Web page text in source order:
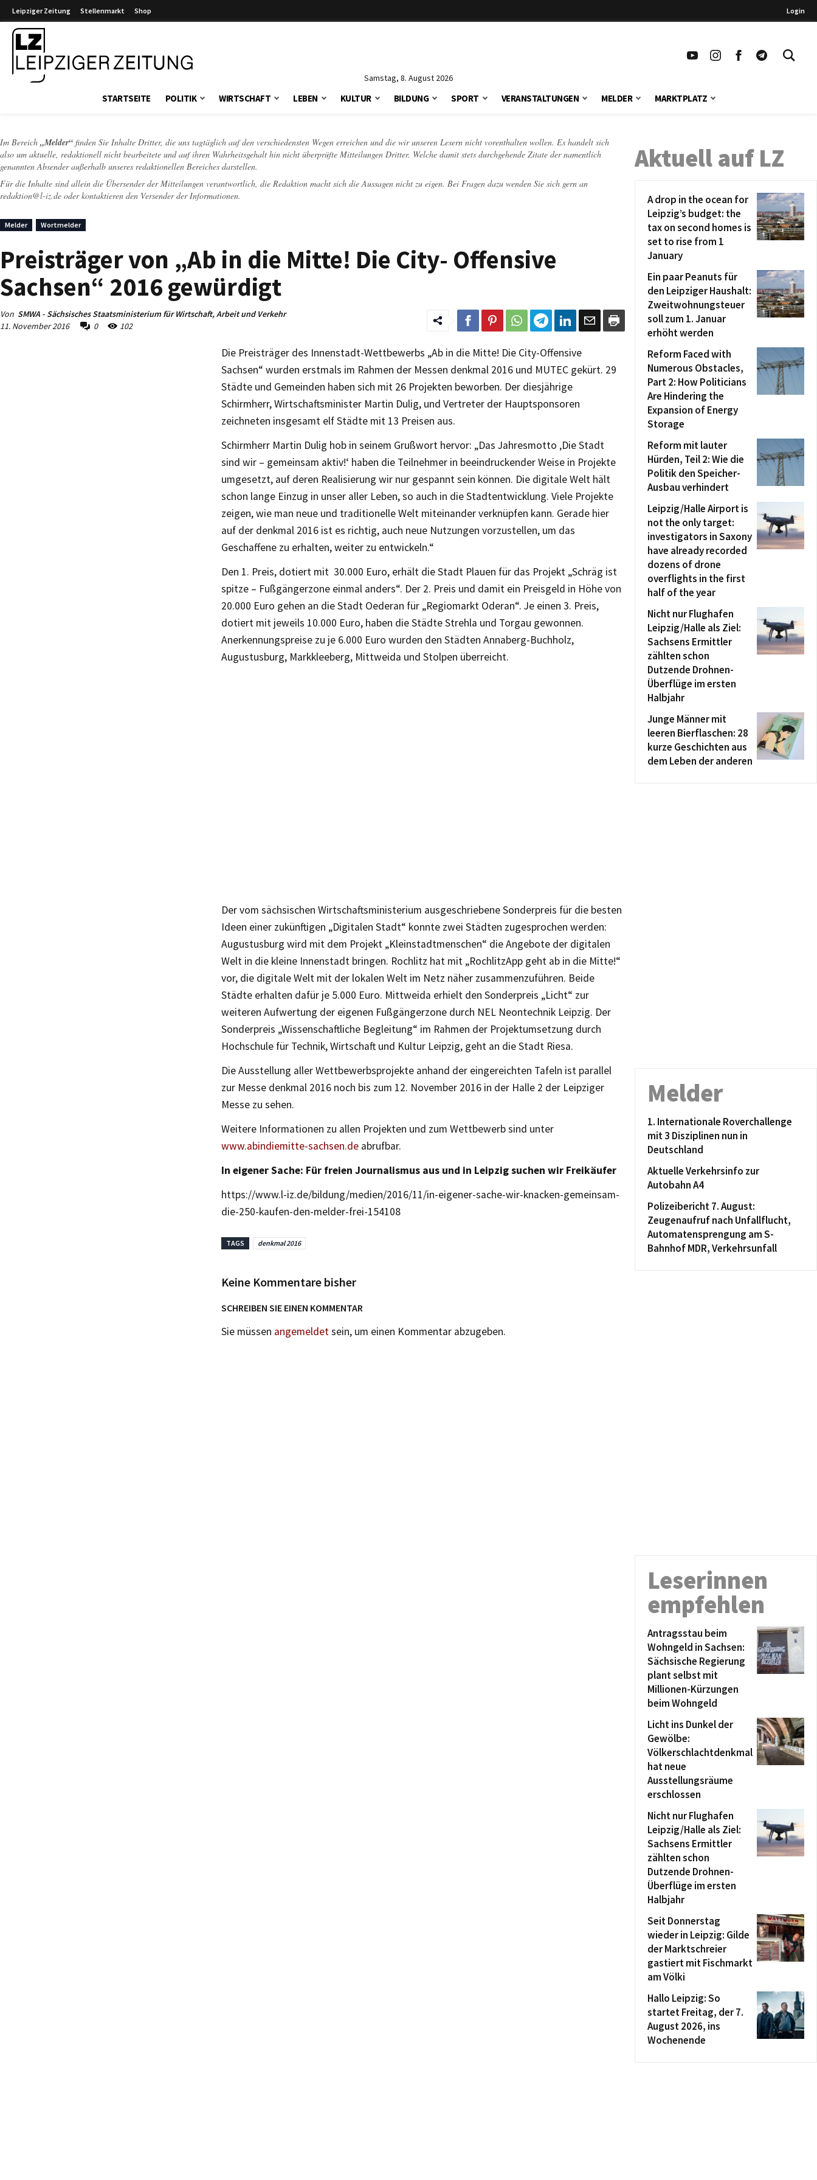
Leipziger Zeitung Stellenmarkt Shop Login
Samstag, 8. August 2026
STARTSEITE POLITIK WIRTSCHAFT LEBEN KULTUR BILDUNG SPORT VERANSTALTUNGEN MELDER MARKTPLATZ
Im Bereich „Melder“ finden Sie Inhalte Dritter, die uns tagtäglich auf den verschiedensten Wegen erreichen und die wir unseren Lesern nicht vorenthalten wollen. Es handelt sich
also um aktuelle, redaktionell nicht bearbeitete und auf ihren Wahrheitsgehalt hin nicht überprüfte Mitteilungen Dritter. Welche damit stets durchgehende Zitate der namentlich
genannten Absender außerhalb unseres redaktionellen Bereiches darstellen.
Für die Inhalte sind allein die Übersender der Mitteilungen verantwortlich, die Redaktion macht sich die Aussagen nicht zu eigen. Bei Fragen dazu wenden Sie sich gern an
redaktion@l-iz.de oder kontaktieren den Versender der Informationen.
Melder Wortmelder
Preisträger von „Ab in die Mitte! Die City- Offensive
Sachsen“ 2016 gewürdigt
Von SMWA - Sächsisches Staatsministerium für Wirtschaft, Arbeit und Verkehr
11. November 2016
0 102
Die Preisträger des Innenstadt-Wettbewerbs „Ab in die Mitte! Die City-Offensive
Sachsen“ wurden erstmals im Rahmen der Messen denkmal 2016 und MUTEC gekürt. 29
Städte und Gemeinden haben sich mit 26 Projekten beworben. Der diesjährige
Schirmherr, Wirtschaftsminister Martin Dulig, und Vertreter der Hauptsponsoren
zeichneten insgesamt elf Städte mit 13 Preisen aus.
Schirmherr Martin Dulig hob in seinem Grußwort hervor: „Das Jahresmotto ‚Die Stadt
sind wir – gemeinsam aktiv!‘ haben die Teilnehmer in beeindruckender Weise in Projekte
umgesetzt, auf deren Realisierung wir nur gespannt sein können. Die digitale Welt hält
schon lange Einzug in unser aller Leben, so auch in die Stadtentwicklung. Viele Projekte
zeigen, wie man neue und traditionelle Welt miteinander verknüpfen kann. Gerade hier
auf der denkmal 2016 ist es richtig, auch neue Nutzungen vorzustellen, um das
Geschaffene zu erhalten, weiter zu entwickeln.“
Den 1. Preis, dotiert mit 30.000 Euro, erhält die Stadt Plauen für das Projekt „Schräg ist
spitze – Fußgängerzone einmal anders“. Der 2. Preis und damit ein Preisgeld in Höhe von
20.000 Euro gehen an die Stadt Oederan für „Regiomarkt Oderan“. Je einen 3. Preis,
dotiert mit jeweils 10.000 Euro, haben die Städte Strehla und Torgau gewonnen.
Anerkennungspreise zu je 6.000 Euro wurden den Städten Annaberg-Buchholz,
Augustusburg, Markkleeberg, Mittweida und Stolpen überreicht.
Der vom sächsischen Wirtschaftsministerium ausgeschriebene Sonderpreis für die besten
Ideen einer zukünftigen „Digitalen Stadt“ konnte zwei Städten zugesprochen werden:
Augustusburg wird mit dem Projekt „Kleinstadtmenschen“ die Angebote der digitalen
Welt in die kleine Innenstadt bringen. Rochlitz hat mit „RochlitzApp geht ab in die Mitte!“
vor, die digitale Welt mit der lokalen Welt im Netz näher zusammenzuführen. Beide
Städte erhalten dafür je 5.000 Euro. Mittweida erhielt den Sonderpreis „Licht“ zur
weiteren Aufwertung der eigenen Fußgängerzone durch NEL Neontechnik Leipzig. Der
Sonderpreis „Wissenschaftliche Begleitung“ im Rahmen der Projektumsetzung durch
Hochschule für Technik, Wirtschaft und Kultur Leipzig, geht an die Stadt Riesa.
Die Ausstellung aller Wettbewerbsprojekte anhand der eingereichten Tafeln ist parallel
zur Messe denkmal 2016 noch bis zum 12. November 2016 in der Halle 2 der Leipziger
Messe zu sehen.
Weitere Informationen zu allen Projekten und zum Wettbewerb sind unter
www.abindiemitte-sachsen.de abrufbar.
In eigener Sache: Für freien Journalismus aus und in Leipzig suchen wir Freikäufer
https://www.l-iz.de/bildung/medien/2016/11/in-eigener-sache-wir-knacken-gemeinsam-
die-250-kaufen-den-melder-frei-154108
TAGS denkmal 2016
Keine Kommentare bisher
SCHREIBEN SIE EINEN KOMMENTAR
Sie müssen angemeldetsein, um einen Kommentar abzugeben.
Aktuell auf LZ
A drop in the ocean for
Leipzig’s budget: the
tax on second homes is
set to rise from 1
January
Ein paar Peanuts für
den Leipziger Haushalt:
Zweitwohnungsteuer
soll zum 1. Januar
erhöht werden
Reform Faced with
Numerous Obstacles,
Part 2: How Politicians
Are Hindering the
Expansion of Energy
Storage
Reform mit lauter
Hürden, Teil 2: Wie die
Politik den Speicher-
Ausbau verhindert
Leipzig/Halle Airport is
not the only target:
investigators in Saxony
have already recorded
dozens of drone
overflights in the first
half of the year
Nicht nur Flughafen
Leipzig/Halle als Ziel:
Sachsens Ermittler
zählten schon
Dutzende Drohnen-
Überflüge im ersten
Halbjahr
Junge Männer mit
leeren Bierflaschen: 28
kurze Geschichten aus
dem Leben der anderen
Melder
1. Internationale Roverchallenge
mit 3 Disziplinen nun in
Deutschland
Aktuelle Verkehrsinfo zur
Autobahn A4
Polizeibericht 7. August:
Zeugenaufruf nach Unfallflucht,
Automatensprengung am S-
Bahnhof MDR, Verkehrsunfall
Leserinnen
empfehlen
Antragsstau beim
Wohngeld in Sachsen:
Sächsische Regierung
plant selbst mit
Millionen-Kürzungen
beim Wohngeld
Licht ins Dunkel der
Gewölbe:
Völkerschlachtdenkmal
hat neue
Ausstellungsräume
erschlossen
Nicht nur Flughafen
Leipzig/Halle als Ziel:
Sachsens Ermittler
zählten schon
Dutzende Drohnen-
Überflüge im ersten
Halbjahr
Seit Donnerstag
wieder in Leipzig: Gilde
der Marktschreier
gastiert mit Fischmarkt
am Völki
Hallo Leipzig: So
startet Freitag, der 7.
August 2026, ins
Wochenende